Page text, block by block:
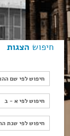
חיפוש הצגות
חיפוש לפי שם
חיפוש לפי א - ב
חיפוש לפי א - ב
חיפוש לפי שנת
חיפוש לפי שנת